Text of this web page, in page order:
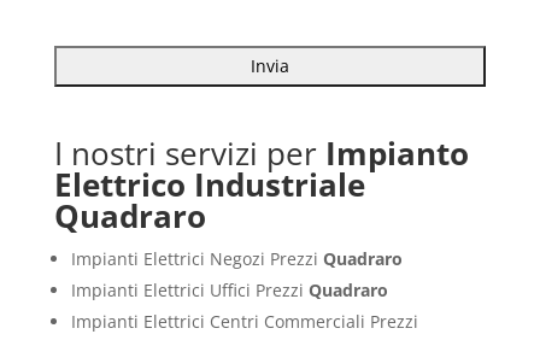
I nostri servizi per Impianto
Elettrico Industriale
Quadraro
Impianti Elettrici Negozi Prezzi Quadraro
Impianti Elettrici Uffici Prezzi Quadraro
Impianti Elettrici Centri Commerciali Prezzi